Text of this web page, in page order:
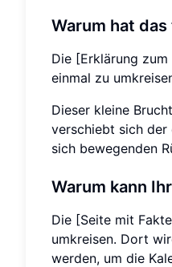
Warum hat
Die [Erklärung
einmal zu
Dieser kleine
verschiebt sich der
sich bewegenden
Warum kann
Die [Seite mit
umkreisen. Dort
werden, um die